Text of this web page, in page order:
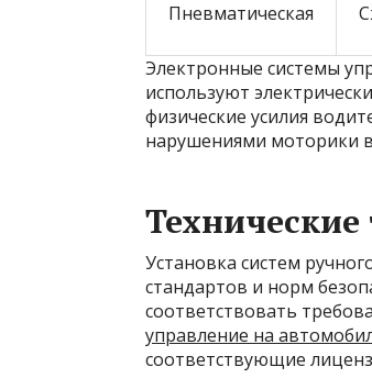
Пневматическая
Электронные системы
используют
физические усилия
нарушениями моторики
Технические
Установка систем
стандартов и норм
соответствовать
управление на
соответствующие